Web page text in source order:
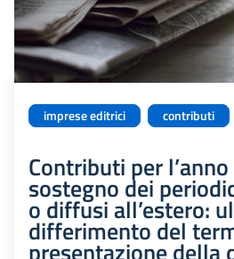
imprese editrici contributi
Contributi per
sostegno dei
o diffusi all’estero:
differimento del